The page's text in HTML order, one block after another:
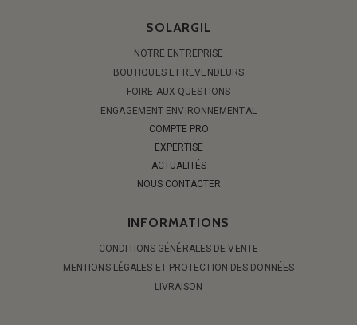
SOLARGIL
NOTRE ENTREPRISE
BOUTIQUES ET REVENDEURS
FOIRE AUX QUESTIONS
ENGAGEMENT ENVIRONNEMENTAL
COMPTE PRO
EXPERTISE
ACTUALITÉS
NOUS CONTACTER
INFORMATIONS
CONDITIONS GÉNÉRALES DE VENTE
MENTIONS LÉGALES ET PROTECTION DES DONNÉES
LIVRAISON